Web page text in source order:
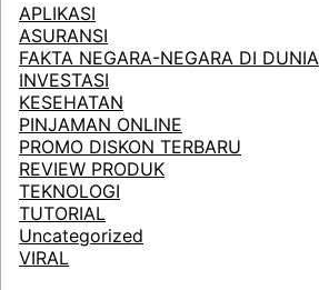
APLIKASI
ASURANSI
FAKTA NEGARA-NEGARA DI DUNIA
INVESTASI
KESEHATAN
PINJAMAN ONLINE
PROMO DISKON TERBARU
REVIEW PRODUK
TEKNOLOGI
TUTORIAL
Uncategorized
VIRAL